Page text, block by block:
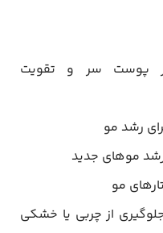
پوست سر و تقویت
رشد مو
موهای جدید
مو
از چربی یا خشکی